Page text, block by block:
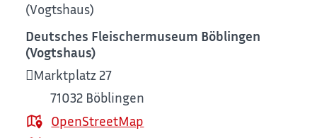
(Vogtshaus)
Deutsches Fleischermuseum Böblingen
(Vogtshaus)
Marktplatz 27
71032 Böblingen
OpenStreetMap